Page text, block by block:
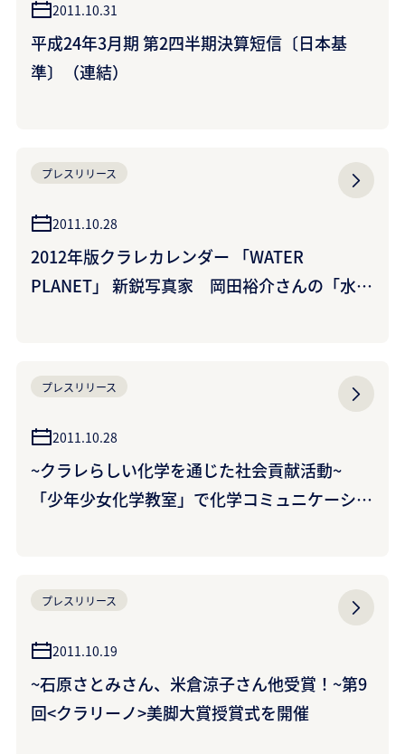
2011.10.31
平成24年3月期 第2四半期決算短信〔日本基
準〕（連結）
プレスリリース
2011.10.28
2012年版クラレカレンダー 「WATER
PLANET」 新鋭写真家 岡田裕介さんの「水」
プレスリリース
2011.10.28
~クラレらしい化学を通じた社会貢献活動~
「少年少女化学教室」で化学コミュニケーショ
プレスリリース
2011.10.19
~石原さとみさん、米倉涼子さん他受賞！~第9
回<クラリーノ>美脚大賞授賞式を開催